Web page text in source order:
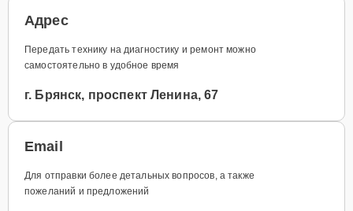
Адрес
Передать технику на диагностику и ремонт можно
самостоятельно в удобное время
г. Брянск, проспект Ленина, 67
Email
Для отправки более детальных вопросов, а также
пожеланий и предложений